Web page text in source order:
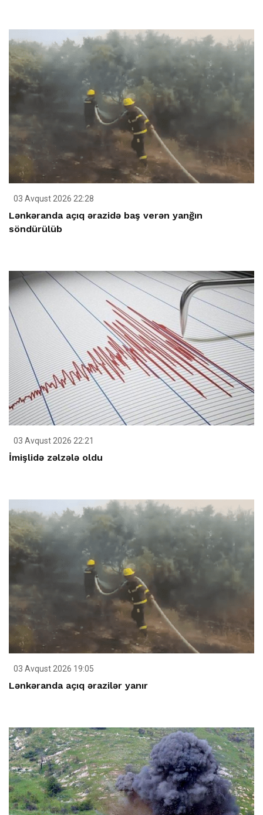
03 Avqust 2026 22:28
Lənkəranda açıq ərazidə baş verən yanğın
söndürülüb
03 Avqust 2026 22:21
İmişlidə zəlzələ oldu
03 Avqust 2026 19:05
Lənkəranda açıq ərazilər yanır